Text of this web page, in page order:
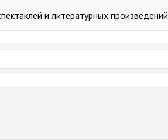
и литературных произведений